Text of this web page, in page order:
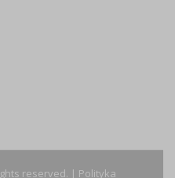
reserved. | Polityka